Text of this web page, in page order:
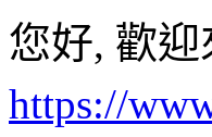
您好, 歡迎
https://